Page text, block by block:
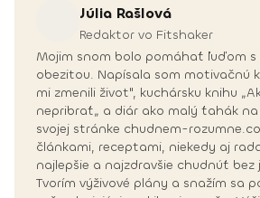
Júlia Rašlová
Redaktor vo Fitshaker
Mojim snom bolo pomáhať ľuďom
obezitou. Napísala som motivačnú
mi zmenili život", kuchársku knihu
nepribrať„ a diár ako malý ťahák
svojej stránke chudnem-
článkami, receptami, niekedy aj
najlepšie a najzdravšie chudnúť
Tvorím výživové plány a snažím sa